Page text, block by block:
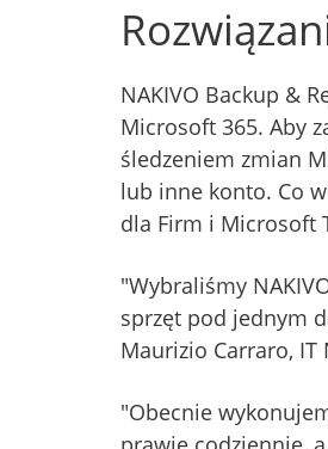
NAKIVO Backup &
Microsoft 365. Aby
śledzeniem zmian
lub inne konto. Co
dla Firm i Microsoft
"Wybraliśmy
sprzęt pod jednym
Maurizio Carraro, IT
"Obecnie